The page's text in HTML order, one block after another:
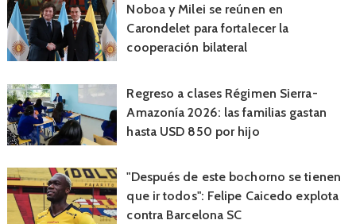
Noboa y Milei se reúnen en
Carondelet para fortalecer la
cooperación bilateral
Regreso a clases Régimen Sierra-
Amazonía 2026: las familias gastan
hasta USD 850 por hijo
"Después de este bochorno se tienen
que ir todos": Felipe Caicedo explota
contra Barcelona SC